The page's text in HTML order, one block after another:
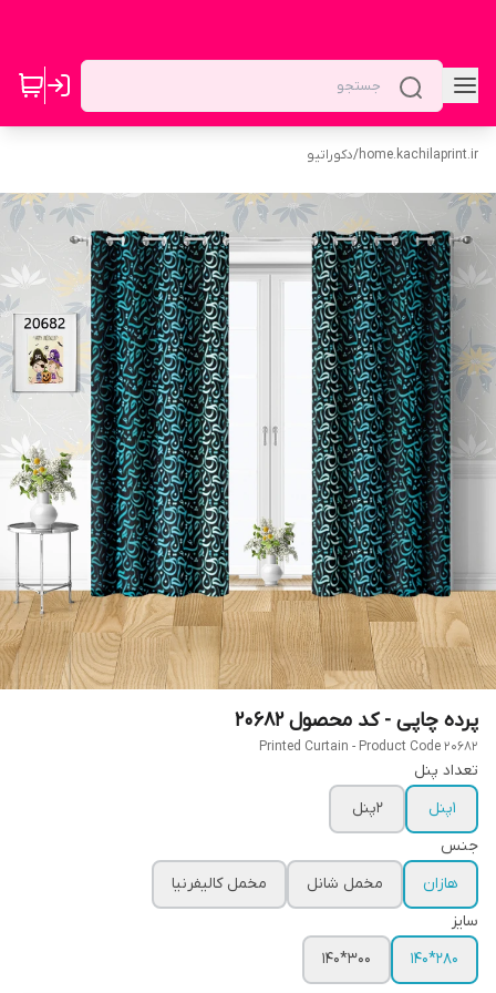
home.kachilaprint.ir
/دکوراتیو
پرده چاپی - کد محصول 20682
Printed Curtain - Product Code 20682
تعداد پنل
1پنل
2پنل
جنس
هازان
مخمل شانل
مخمل کالیفرنیا
سایز
280*140
300*140